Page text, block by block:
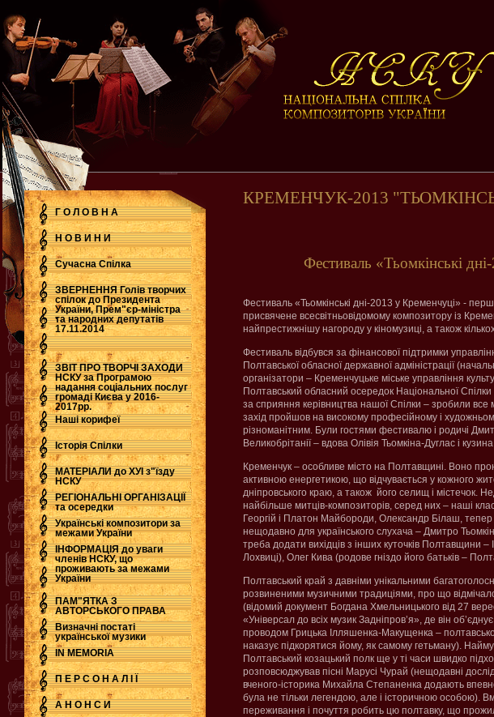
Г О Л О В Н А
Н О В И Н И
Сучасна Cпілка
ЗВЕРНЕННЯ Голів творчих
спілок до Президента
України, Прем"єр-міністра
та народних депутатів
17.11.2014
.
ЗВІТ ПРО ТВОРЧІ ЗАХОДИ
НСКУ за Програмою
надання соціальних послуг
громаді Києва у 2016-
2017рр.
.
Наші корифеї
Історія Спілки
МАТЕРІАЛИ до ХУІ з"їзду
НСКУ
РЕГІОНАЛЬНІ ОРГАНІЗАЦІЇ
та осередки
Українські композитори за
межами України
ІНФОРМАЦІЯ до уваги
членів НСКУ, що
проживають за межами
України
ПАМ"ЯТКА З
АВТОРСЬКОГО ПРАВА
Визначні постаті
української музики
IN MEMORIA
П Е Р С О Н А Л І Ї
А Н О Н С И
КРЕМЕНЧУК-2013
Фестиваль «Тьомкінські дні-
Фестиваль «Тьомкінські дні-2013 у Кременчуці» -
присвячене всесвітньовідомому композитору із
найпрестижнішу нагороду у кіномузиці, а також
Фестиваль відбувся за фінансової підтримки
Полтавської обласної державної адміністрації
організатори – Кременчуцьке міське управління
Полтавський обласний осередок Національної Спілки
за сприяння керівництва нашої Спілки – зробили
захід пройшов на високому професійному і художньому
різноманітним. Були гостями фестивалю і родичі
Великобрітанії – вдова Олівія Тьомкіна-Дуглас і
Кременчук – особливе місто на Полтавщині. Воно
активною енергетикою, що відчувається у кожного
дніпровського краю, а також його селищ і містечок.
найбільше митців-композиторів, серед них – наші
Георгій і Платон Майбороди, Олександр Білаш, тепер
нещодавно для українського слухача – Дмитро
треба додати вихідців з інших куточків Полтавщини –
Лохвиці), Олег Кива (родове гніздо його батьків –
Полтавський край з давніми унікальними
розвиненими музичними традиціями, про що
(відомий документ Богдана Хмельницького від 27
«Універсал до всіх музик Задніпров’я», де він об’єднує
проводом Грицька Ілляшенка-Макущенка –
наказує підкорятися йому, як самому гетьману).
Полтавський козацький полк ще у ті часи швидко
розповсюджував пісні Марусі Чурай (нещодавні
вченого-історика Михайла Степаненка додають
була не тільки легендою, але і історичною особою).
переживання і почуття робить цю полтавку, що